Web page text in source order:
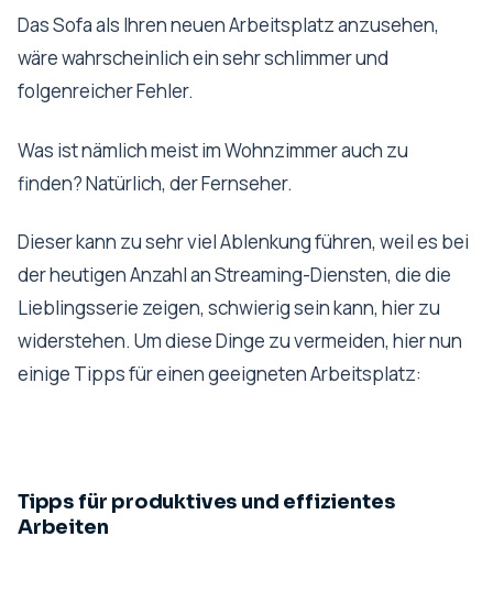
Das Sofa als Ihren neuen Arbeitsplatz anzusehen,
wäre wahrscheinlich ein sehr schlimmer und
folgenreicher Fehler.
Was ist nämlich meist im Wohnzimmer auch zu
finden? Natürlich, der Fernseher.
Dieser kann zu sehr viel Ablenkung führen, weil es bei
der heutigen Anzahl an Streaming-Diensten, die die
Lieblingsserie zeigen, schwierig sein kann, hier zu
widerstehen. Um diese Dinge zu vermeiden, hier nun
einige Tipps für einen geeigneten Arbeitsplatz:
Tipps für produktives und effizientes
Arbeiten